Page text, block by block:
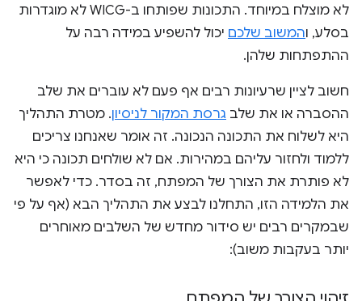
לא מוצלח במיוחד. התכונות שפותחו ב-WICG לא מוגדרות
בסלע, והמשוב שלכם יכול להשפיע במידה רבה על
ההתפתחות שלהן.
חשוב לציין שרעיונות רבים אף פעם לא עוברים את שלב
ההסברה או את שלב גרסת המקור לניסיון. מטרת התהליך
היא לשלוח את התכונה הנכונה. זה אומר שאנחנו צריכים
ללמוד ולחזור עליהם במהירות. אם לא שולחים תכונה כי היא
לא פותרת את הצורך של המפתח, זה בסדר. כדי לאפשר
את הלמידה הזו, התחלנו לבצע את התהליך הבא (אף על פי
שבמקרים רבים יש סידור מחדש של השלבים מאוחרים
יותר בעקבות משוב):